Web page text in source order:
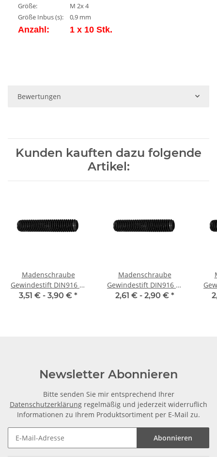
Größe:
M 2x 4
Größe Inbus (s):
0,9 mm
Anzahl: 1 x 10 Stk.
Bewertungen
Kunden kauften dazu folgende
Artikel:
Madenschraube
Gewindestift DIN916 M
2x 6 Ringschneide 10x
3,51 € - 3,90 € *
Madenschraube
Gewindestift DIN916 M
2,5x 4 Ringschneide 10x
2,61 € - 2,90 € *
Newsletter Abonnieren
Bitte senden Sie mir entsprechend Ihrer
Datenschutzerklärung regelmäßig und jederzeit widerruflich
Informationen zu Ihrem Produktsortiment per E-Mail zu.
Abonnieren